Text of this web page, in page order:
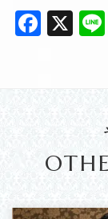
F
o
o
k
X